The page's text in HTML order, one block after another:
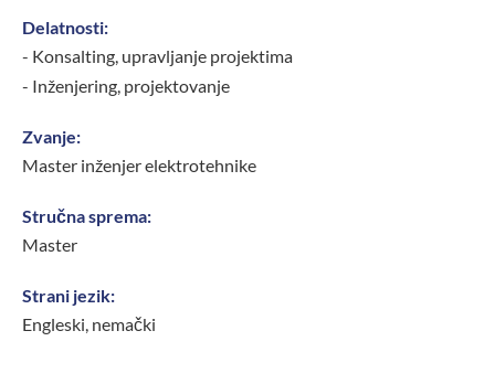
Delatnosti:
- Konsalting, upravljanje projektima
- Inženjering, projektovanje
Zvanje:
Master inženjer elektrotehnike
Stručna sprema:
Master
Strani jezik:
Engleski, nemački